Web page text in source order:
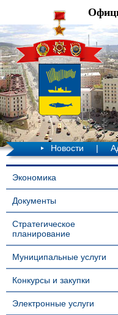
Новости |
Экономика
Документы
Стратегическое
планирование
Муниципальные услуги
Конкурсы и закупки
Электронные услуги